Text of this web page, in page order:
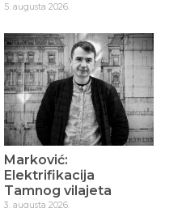
5. augusta 2026.
Marković:
Elektrifikacija
Tamnog vilajeta
3. augusta 2026.